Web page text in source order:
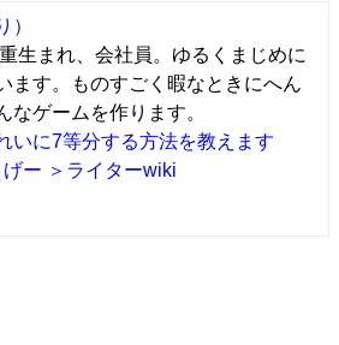
）
生まれ、会社員。ゆるくまじめに
ます。ものすごく暇なときにへん
なゲームを作ります。
いに7等分する方法を教えます
げー ＞ライターwiki